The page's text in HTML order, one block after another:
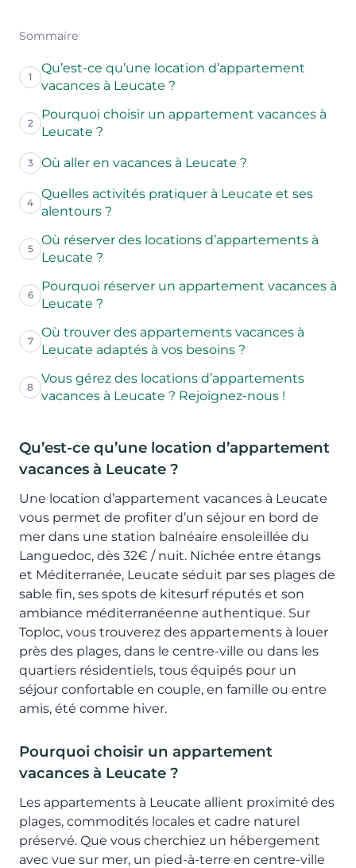
Sommaire
1
Qu’est-ce qu’une location d’appartement
vacances à Leucate ?
2
Pourquoi choisir un appartement vacances à
Leucate ?
3 Où aller en vacances à Leucate ?
4
Quelles activités pratiquer à Leucate et ses
alentours ?
5
Où réserver des locations d’appartements à
Leucate ?
6
Pourquoi réserver un appartement vacances à
Leucate ?
7
Où trouver des appartements vacances à
Leucate adaptés à vos besoins ?
8
Vous gérez des locations d’appartements
vacances à Leucate ? Rejoignez-nous !
Qu’est-ce qu’une location d’appartement
vacances à Leucate ?
Une location d’appartement vacances à Leucate
vous permet de profiter d’un séjour en bord de
mer dans une station balnéaire ensoleillée du
Languedoc, dès 32€ / nuit. Nichée entre étangs
et Méditerranée, Leucate séduit par ses plages de
sable fin, ses spots de kitesurf réputés et son
ambiance méditerranéenne authentique. Sur
Toploc, vous trouverez des appartements à louer
près des plages, dans le centre-ville ou dans les
quartiers résidentiels, tous équipés pour un
séjour confortable en couple, en famille ou entre
amis, été comme hiver.
Pourquoi choisir un appartement
vacances à Leucate ?
Les appartements à Leucate allient proximité des
plages, commodités locales et cadre naturel
préservé. Que vous cherchiez un hébergement
avec vue sur mer, un pied-à-terre en centre-ville